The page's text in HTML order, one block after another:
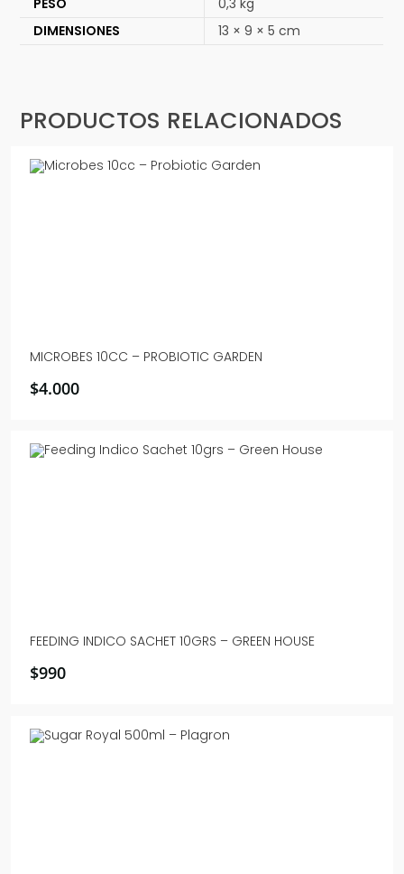
DIMENSIONES
13 × 9 × 5 cm
PRODUCTOS RELACIONADOS
MICROBES 10CC – PROBIOTIC GARDEN
$4.000
FEEDING INDICO SACHET 10GRS – GREEN HOUSE
$990